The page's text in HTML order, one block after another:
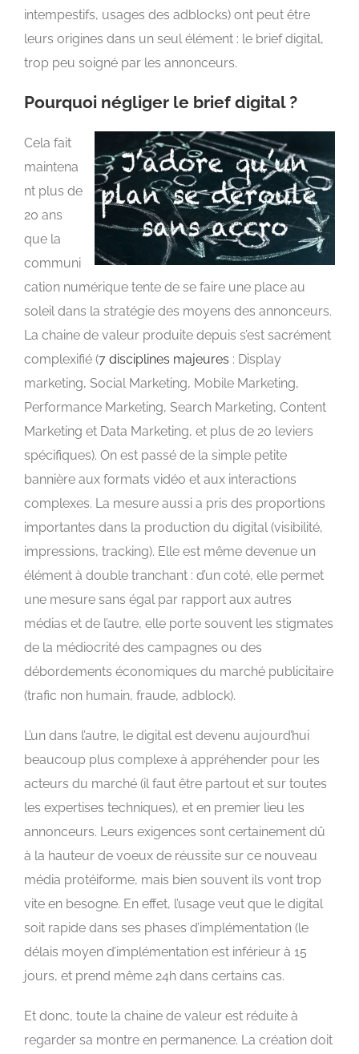
intempestifs, usages des adblocks) ont peut être
leurs origines dans un seul élément : le brief digital,
trop peu soigné par les annonceurs.
Pourquoi négliger le brief digital ?
Cela fait
maintena
nt plus de
20 ans
que la
communi
cation numérique tente de se faire une place au
soleil dans la stratégie des moyens des annonceurs.
La chaine de valeur produite depuis s’est sacrément
complexifié (7 disciplines majeures : Display
marketing, Social Marketing, Mobile Marketing,
Performance Marketing, Search Marketing, Content
Marketing et Data Marketing, et plus de 20 leviers
spécifiques). On est passé de la simple petite
bannière aux formats vidéo et aux interactions
complexes. La mesure aussi a pris des proportions
importantes dans la production du digital (visibilité,
impressions, tracking). Elle est même devenue un
élément à double tranchant : d’un coté, elle permet
une mesure sans égal par rapport aux autres
médias et de l’autre, elle porte souvent les stigmates
de la médiocrité des campagnes ou des
débordements économiques du marché publicitaire
(trafic non humain, fraude, adblock).
L’un dans l’autre, le digital est devenu aujourd’hui
beaucoup plus complexe à appréhender pour les
acteurs du marché (il faut être partout et sur toutes
les expertises techniques), et en premier lieu les
annonceurs. Leurs exigences sont certainement dû
à la hauteur de voeux de réussite sur ce nouveau
média protéiforme, mais bien souvent ils vont trop
vite en besogne. En effet, l’usage veut que le digital
soit rapide dans ses phases d’implémentation (le
délais moyen d’implémentation est inférieur à 15
jours, et prend même 24h dans certains cas.
Et donc, toute la chaine de valeur est réduite à
regarder sa montre en permanence. La création doit